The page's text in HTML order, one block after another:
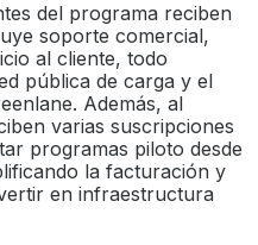
del programa reciben
soporte comercial,
al cliente, todo
pública de carga y el
Además, al
varias suscripciones
programas piloto desde
la facturación y
en infraestructura